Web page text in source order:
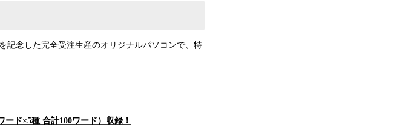
記念した完全受注生産のオリジナルパソコンで、特
ド×5種 合計100ワード）収録！